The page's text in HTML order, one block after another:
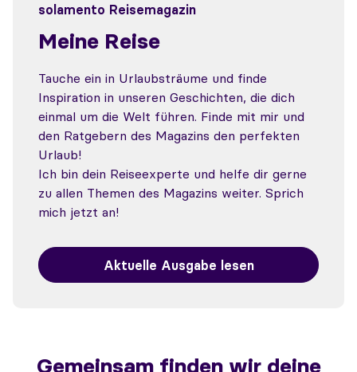
solamento Reisemagazin
Meine Reise
Tauche ein in Urlaubsträume und finde
Inspiration in unseren Geschichten, die dich
einmal um die Welt führen. Finde mit mir und
den Ratgebern des Magazins den perfekten
Urlaub!
Ich bin dein Reiseexperte und helfe dir gerne
zu allen Themen des Magazins weiter. Sprich
mich jetzt an!
Aktuelle Ausgabe lesen
Gemeinsam finden wir deine